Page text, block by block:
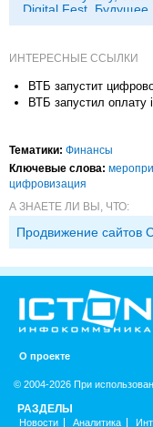
Digital Fest, Будущее
исследований в
ИНТЕРЕСНЫЕ ССЫЛКИ
ВТБ запустит
ВТБ запустил оплату
Тематики: Финансы
Ключевые слова:
цифровизация
А ЗНАЕТЕ ЛИ ВЫ, ЧТО:
Продвижение сайтов
О проекте
© 2004-2026 При
РАЗДЕЛЫ
Новости Аналитика